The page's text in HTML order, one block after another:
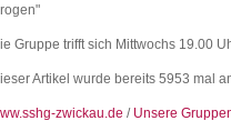
Gruppe trifft sich Mittwochs 19.00
Artikel wurde bereits 5953 mal
zwickau.de / Unsere